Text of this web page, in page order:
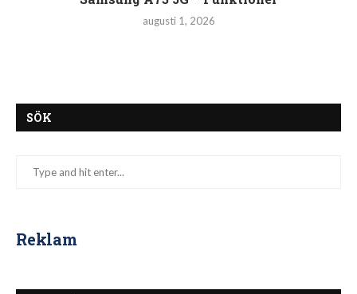
augusti 1, 2026
SÖK
Reklam